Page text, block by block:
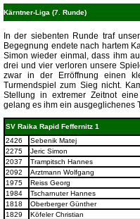
Kärntner-Liga (7. Runde)
In der siebenten Runde traf
Begegnung endete nach hartem
Simon wieder einmal, dass ihm
drei und vier verloren unsere
zwar in der Erröffnung einen
Turmendspiel zum Sieg nicht.
Stellung in extremer Zeitnot
gelang es ihm ein ausgeglichenes
SV Raika Rapid Feffernitz 1
2426
Sebenik Matej
2275
Jeric Simon
2037
Trampitsch Hannes
2092
Arztmann Wolfgang
1975
Reiss Georg
1984
Tscharnuter Hannes
1818
Oberberger Günther
1829
Köfeler Christian